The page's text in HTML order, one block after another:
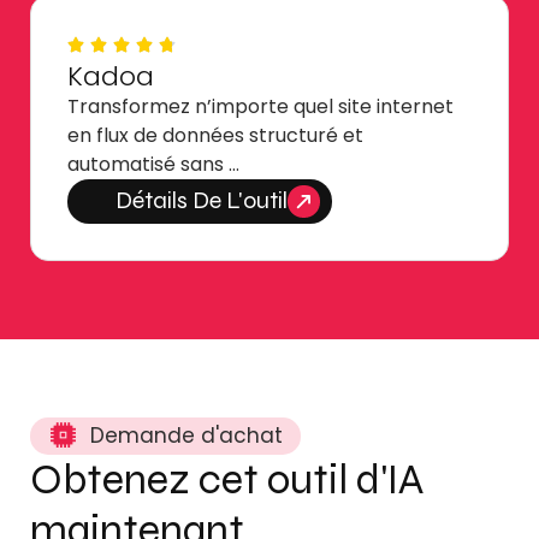
Kadoa
Transformez n’importe quel site internet
en flux de données structuré et
automatisé sans …
Détails De L'outil
Demande d'achat
Obtenez cet outil d'IA